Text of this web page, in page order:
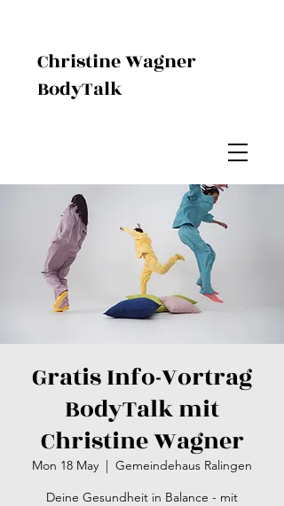
Christine Wagner
BodyTalk
Gratis Info-Vortrag
BodyTalk mit
Christine Wagner
Mon 18 May
  |
Gemeindehaus Ralingen
Deine Gesundheit in Balance - mit